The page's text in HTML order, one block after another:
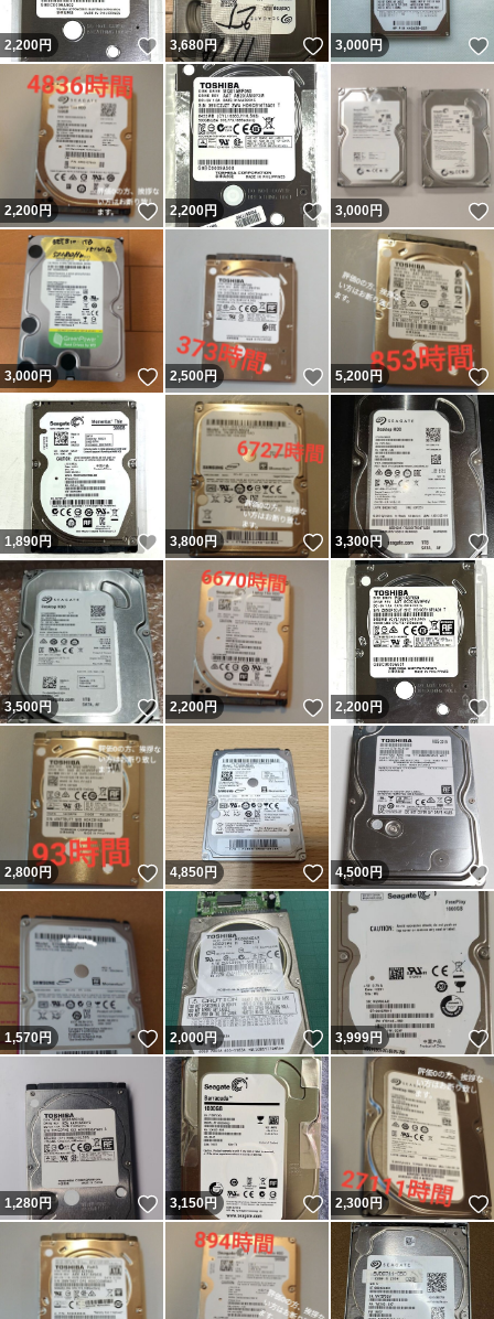
2,200円 いいね！
3,680円 いいね！
3,000円
2,200円 いいね！
2,200円 いいね！
3,000円
3,000円 いいね！
2,500円 いいね！
5,200円
1,890円 いいね！
3,800円 いいね！
3,300円
3,500円 いいね！
2,200円 いいね！
2,200円
2,800円 いいね！
4,850円 いいね！
4,500円
1,570円 いいね！
2,000円 いいね！
3,999円
1,280円 いいね！
3,150円 いいね！
2,300円